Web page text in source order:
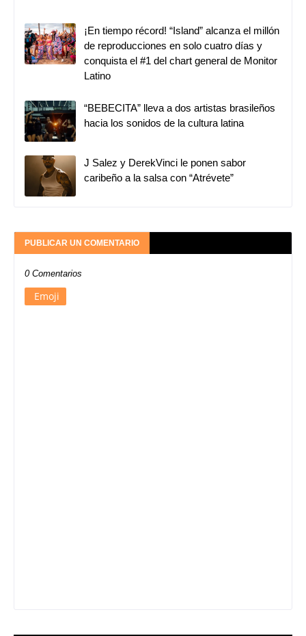
¡En tiempo récord! “Island” alcanza el millón
de reproducciones en solo cuatro días y
conquista el #1 del chart general de Monitor
Latino
“BEBECITA” lleva a dos artistas brasileños
hacia los sonidos de la cultura latina
J Salez y DerekVinci le ponen sabor
caribeño a la salsa con “Atrévete”
PUBLICAR UN COMENTARIO
0 Comentarios
Emoji